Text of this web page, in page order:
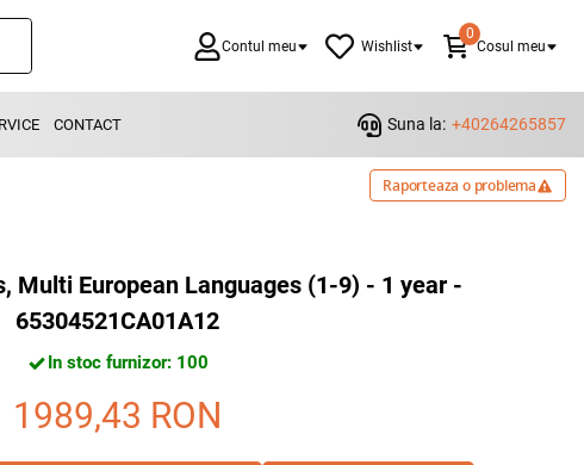
Contul meu Wishlist
0
Cosul meu
CONTACT Suna la: +40264265857
Raporteaza o problema
Multi European Languages (1-9) - 1 year -
65304521CA01A12
In stoc furnizor: 100
1989,43 RON